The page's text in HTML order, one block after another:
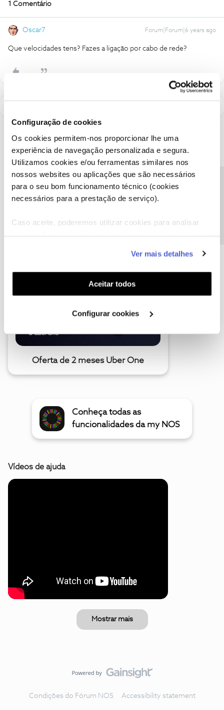
Configuração de cookies
Os cookies permitem-nos proporcionar lhe uma
experiência de navegação personalizada e segura.
Utilizamos cookies e/ou ferramentas similares nos
nossos websites ou aplicações que são necessários
para o seu bom funcionamento técnico (cookies
necessários para a prestação de serviço).
Caso aceite, poderemos utilizar cookies para analisar
funcionalidades (cookies de personalização e
funcionalidade) e adaptar anúncios aos seus interesses
(cookies de publicidade personalizada). Pode gerir a
utilização dos cookies clicando em "Configurar
Ver mais detalhes
Aceitar todos
Configurar cookies
1 Comentário
Oscar7 Forum|Forum|6 years ago
Que velocidades tens? Fazes a ligação por cabo de rede?
Oferta de 2 meses Uber One
Conheça todas as
funcionalidades da my NOS
Vídeos de ajuda
Mostrar mais
Condições do Fórum NOS Accessibility statement